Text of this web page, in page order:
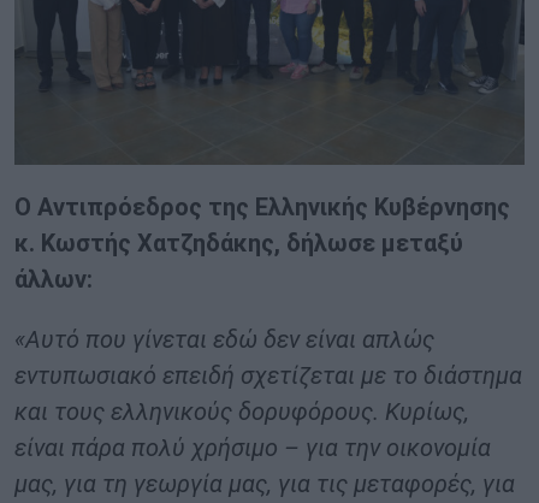
Ο Αντιπρόεδρος της Ελληνικής Κυβέρνησης
κ. Κωστής Χατζηδάκης, δήλωσε μεταξύ
άλλων:
«Αυτό που γίνεται εδώ δεν είναι απλώς
εντυπωσιακό επειδή σχετίζεται με το διάστημα
και τους ελληνικούς δορυφόρους. Κυρίως,
είναι πάρα πολύ χρήσιμο – για την οικονομία
μας, για τη γεωργία μας, για τις μεταφορές, για